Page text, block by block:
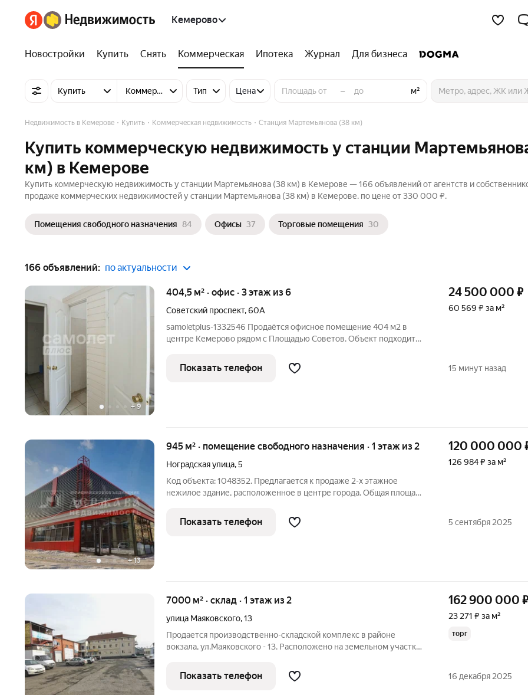
Кемерово
Новостройки Купить Снять Коммерческая Ипотека Журнал Для бизнеса
Купить Коммерческую недвижимость
Тип Цена – м²
Недвижимость в Кемерове Купить Коммерческая недвижимость Станция Мартемьянова (38 км)
Купить коммерческую недвижимость у станции
км) в Кемерове
Купить коммерческую недвижимость у станции Мартемьянова (38 км) в Кемерове — 166 объявлений от агентств и
продаже коммерческих недвижимостей у станции Мартемьянова (38 км) в Кемерове. по цене от 330 000 ₽.
Помещения свободного назначения 84 Офисы 37 Торговые помещения 30
166 объявлений: по актуальности
+ 9
404,5 м² · офис · 3 этаж из 6
Советский проспект,60А
samoletplus-1332546 Продаётся офисное помещение 404 м2 в
центре Кемерово рядом с Площадью Советов. Объект подходит
разделить на отдельные офисные блоки и использовать или
продавать по частям. В
24 500 000 ₽
60 569 ₽ за м²
Показать телефон 15 минут назад
+13
945 м² · помещение свободного назначения · 1 этаж из 2
Ноградская улица,5
Код объекта: 1048352. Предлагается к продаже 2-х этажное
нежилое здание, расположенное в центре города. Общая площадь
зоне делового, общественного и коммерческого назначения
(О1).Возможные
120 000 000
126 984 ₽ за м²
Показать телефон 5 сентября 2025
7000 м² · склад · 1 этаж из 2
улица Маяковского,13
Продается производственно-складской комплекс в районе
вокзала, ул.Маяковского - 13. Расположено на земельном участке
складских-производственных, 1 тыс.м2 офисов ( расположенных
на 2-м
162 900 000
23 271 ₽ за м²
торг
Показать телефон 16 декабря 2025